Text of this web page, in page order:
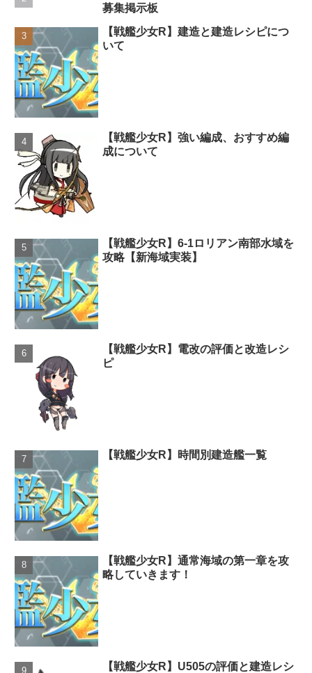
募集掲示板
【戦艦少女R】建造と建造レシピにつ
いて
【戦艦少女R】強い編成、おすすめ編
成について
【戦艦少女R】6-1ロリアン南部水域を
攻略【新海域実装】
【戦艦少女R】電改の評価と改造レシ
ピ
【戦艦少女R】時間別建造艦一覧
【戦艦少女R】通常海域の第一章を攻
略していきます！
【戦艦少女R】U505の評価と建造レシ